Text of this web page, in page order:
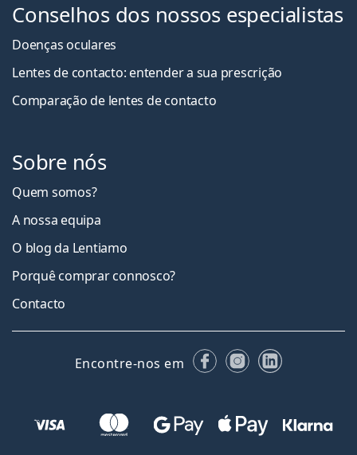
Conselhos dos nossos especialistas
Doenças oculares
Lentes de contacto: entender a sua prescrição
Comparação de lentes de contacto
Sobre nós
Quem somos?
A nossa equipa
O blog da Lentiamo
Porquê comprar connosco?
Contacto
Encontre-nos em FacebookInstagram
LinkedIn